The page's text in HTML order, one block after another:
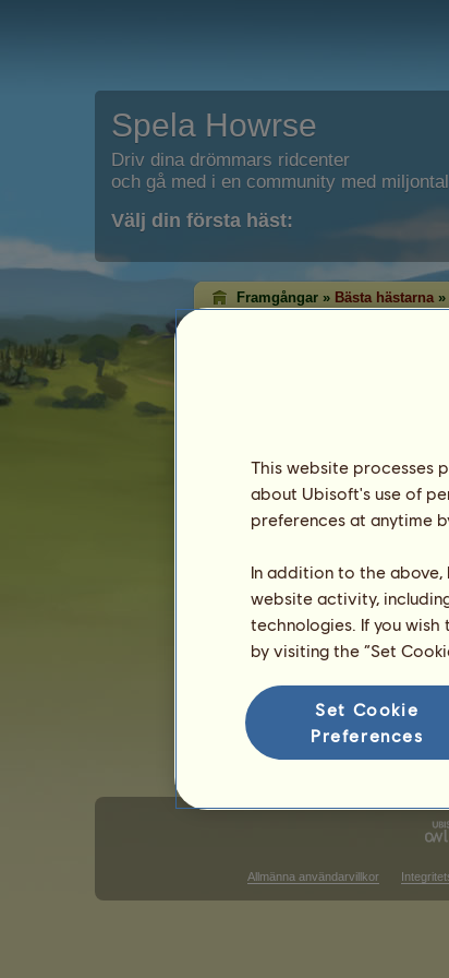
Spela Howrse
Driv dina drömmars ridcenter
och gå med i en community med
Välj din första häst:
Framgångar » Bästa hästarna»
Ganska ofta har de med flest
Denna rankning uppdateras varje
Det finns ingenting att visa i
Vinster i trail
Det finns ingenting att visa i
Allmänna användarvillkor
This website processes
about Ubisoft's use of
preferences at anytime
In addition to the above,
website activity,
technologies. If you wish
by visiting the “Set
Set Cookie
Preferences